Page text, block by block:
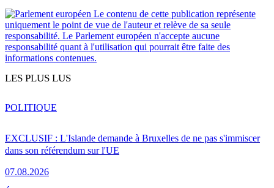
Le contenu de cette publication représente
uniquement le point de vue de l'auteur et relève de sa seule
responsabilité. Le Parlement européen n'accepte aucune
responsabilité quant à l'utilisation qui pourrait être faite des
informations contenues.
LES PLUS LUS
EXCLUSIF : L'Islande demande à Bruxelles de ne pas s'immiscer
dans son référendum sur l'UE
07.08.2026
POLITIQUE